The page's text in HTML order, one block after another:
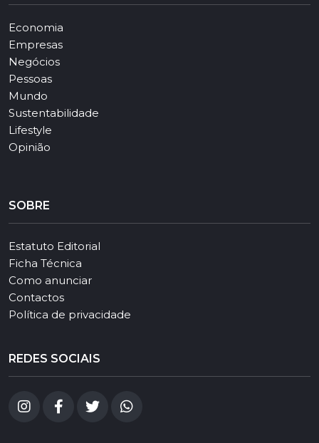
Economia
Empresas
Negócios
Pessoas
Mundo
Sustentabilidade
Lifestyle
Opinião
SOBRE
Estatuto Editorial
Ficha Técnica
Como anunciar
Contactos
Política de privacidade
REDES SOCIAIS